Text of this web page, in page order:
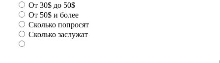
От 30$ до 50$
От 50$ и более
Сколько попросят
Сколько заслужат